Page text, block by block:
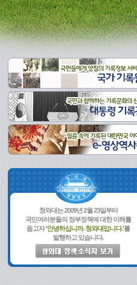
청와대는 2009년 2월 23일부터
국민여러분들의 정부정책에 대한 이해를
돕고자'안녕하십니까. 청와대입니다.'를
발행하고 있습니다.